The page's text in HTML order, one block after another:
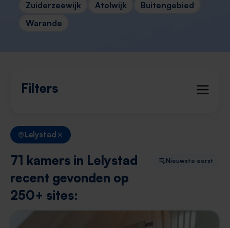
Zuiderzeewijk
Atolwijk
Buitengebied
Warande
Filters
Lelystad
71 kamers in Lelystad
recent gevonden op
250+ sites:
Nieuwste eerst